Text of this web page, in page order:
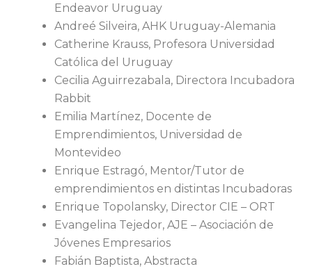
Endeavor Uruguay
Andreé Silveira, AHK Uruguay-Alemania
Catherine Krauss, Profesora Universidad
Católica del Uruguay
Cecilia Aguirrezabala, Directora Incubadora
Rabbit
Emilia Martínez, Docente de
Emprendimientos, Universidad de
Montevideo
Enrique Estragó, Mentor/Tutor de
emprendimientos en distintas Incubadoras
Enrique Topolansky, Director CIE – ORT
Evangelina Tejedor, AJE – Asociación de
Jóvenes Empresarios
Fabián Baptista, Abstracta